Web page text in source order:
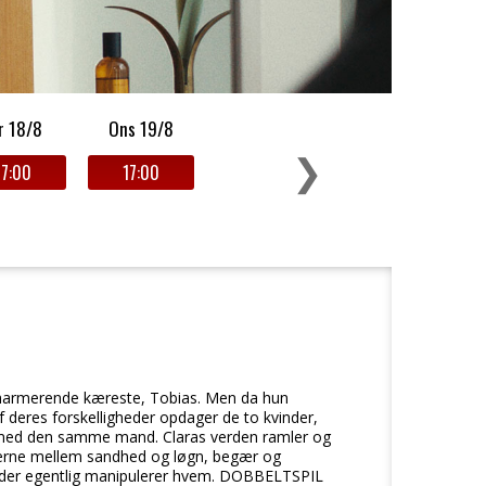
18/8 Ons 19/8
17:00 ❯
kæreste, Tobias. Men da hun
forskelligheder opdager de to kvinder,
den samme mand. Claras verden ramler og
mellem sandhed og løgn, begær og
egentlig manipulerer hvem. DOBBELTSPIL